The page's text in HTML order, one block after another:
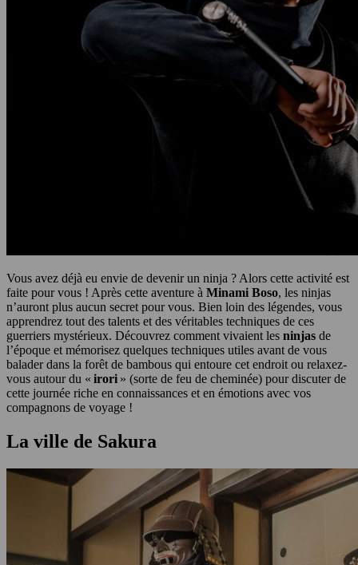
Vous avez déjà eu envie de devenir un ninja ? Alors cette activité est
faite pour vous ! Après cette aventure à Minami Boso, les ninjas
n’auront plus aucun secret pour vous. Bien loin des légendes, vous
apprendrez tout des talents et des véritables techniques de ces
guerriers mystérieux. Découvrez comment vivaient les ninjas de
l’époque et mémorisez quelques techniques utiles avant de vous
balader dans la forêt de bambous qui entoure cet endroit ou relaxez-
vous autour du « irori » (sorte de feu de cheminée) pour discuter de
cette journée riche en connaissances et en émotions avec vos
compagnons de voyage !
La ville de Sakura